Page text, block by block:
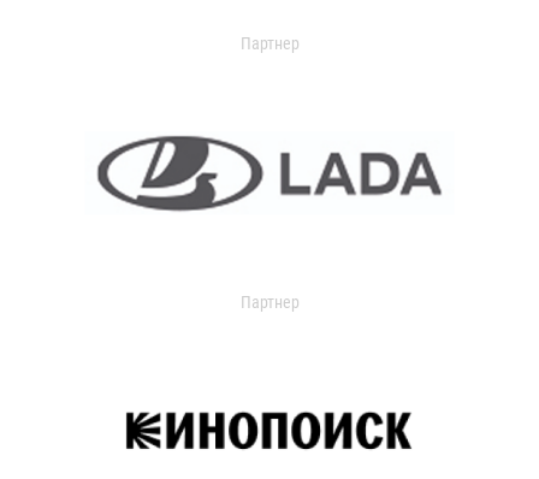
Партнер
Партнер